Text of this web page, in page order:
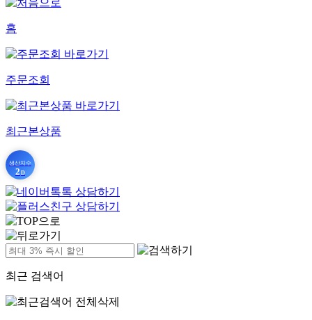
홈
주문조회
최근본상품
생산지수
2 D
최근 검색어